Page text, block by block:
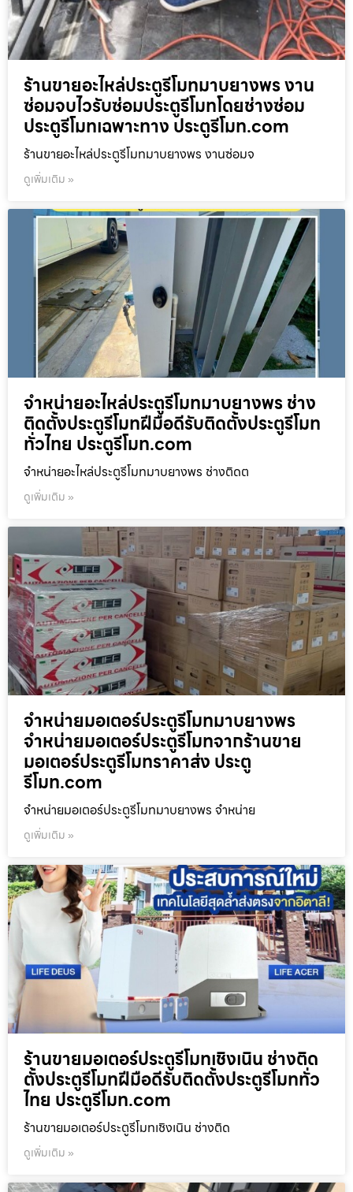
ร้านขายอะไหล่ประตูรีโมทมาบยางพร งาน
ซ่อมจบไวรับซ่อมประตูรีโมทโดยช่างซ่อม
ประตูรีโมทเฉพาะทาง ประตูรีโมท.com
ร้านขายอะไหล่ประตูรีโมทมาบยางพร งานซ่อมจ
ดูเพิ่มเติม »
จำหน่ายอะไหล่ประตูรีโมทมาบยางพร ช่าง
ติดตั้งประตูรีโมทฝีมือดีรับติดตั้งประตูรีโมท
ทั่วไทย ประตูรีโมท.com
จำหน่ายอะไหล่ประตูรีโมทมาบยางพร ช่างติดต
ดูเพิ่มเติม »
จำหน่ายมอเตอร์ประตูรีโมทมาบยางพร
จำหน่ายมอเตอร์ประตูรีโมทจากร้านขาย
มอเตอร์ประตูรีโมทราคาส่ง ประตู
รีโมท.com
จำหน่ายมอเตอร์ประตูรีโมทมาบยางพร จำหน่าย
ดูเพิ่มเติม »
ร้านขายมอเตอร์ประตูรีโมทเชิงเนิน ช่างติด
ตั้งประตูรีโมทฝีมือดีรับติดตั้งประตูรีโมททั่ว
ไทย ประตูรีโมท.com
ร้านขายมอเตอร์ประตูรีโมทเชิงเนิน ช่างติด
ดูเพิ่มเติม »